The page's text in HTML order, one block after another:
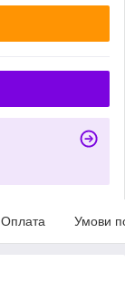
Оплата Умови